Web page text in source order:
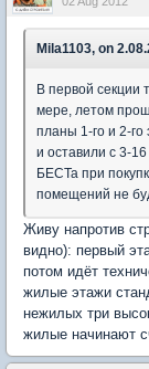
Mila1103, on
В первой секции
мере, летом
планы 1-го и 2-го
и оставили с 3-
БЕСТа при
помещений не
Живу напротив
видно): первый
потом идёт
жилые этажи
нежилых три
жилые начинают